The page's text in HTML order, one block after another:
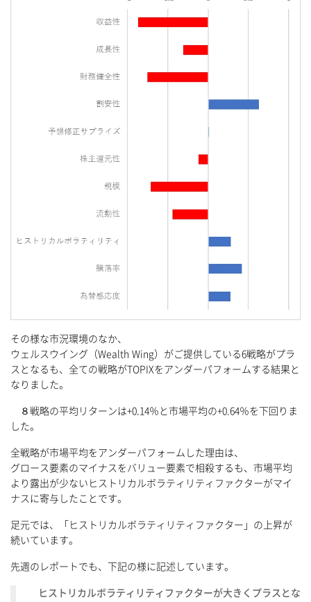
その様な市況環境のなか、
ウェルスウイング（Wealth Wing）がご提供している6戦略がプラ
スとなるも、全ての戦略がTOPIXをアンダーパフォームする結果と
なりました。
８戦略の平均リターンは+0.14％と市場平均の+0.64％を下回りま
した。
全戦略が市場平均をアンダーパフォームした理由は、
グロース要素のマイナスをバリュー要素で相殺するも、市場平均
より露出が少ないヒストリカルボラティリティファクターがマイ
ナスに寄与したことです。
足元では、「ヒストリカルボラティリティファクター」の上昇が
続いています。
先週のレポートでも、下記の様に記述しています。
ヒストリカルボラティリティファクターが大きくプラスとな